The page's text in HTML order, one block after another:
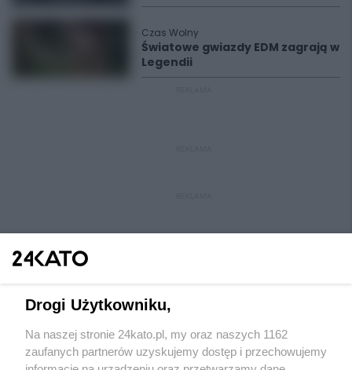
Czas Wolny
Światowe gwiazdy EDM zagrają w
Legendii
Wydawca mediów lokalnych
Drogi Użytkowniku,
Na naszej stronie 24kato.pl, my oraz naszych 1162
zaufanych partnerów uzyskujemy dostęp i przechowujemy